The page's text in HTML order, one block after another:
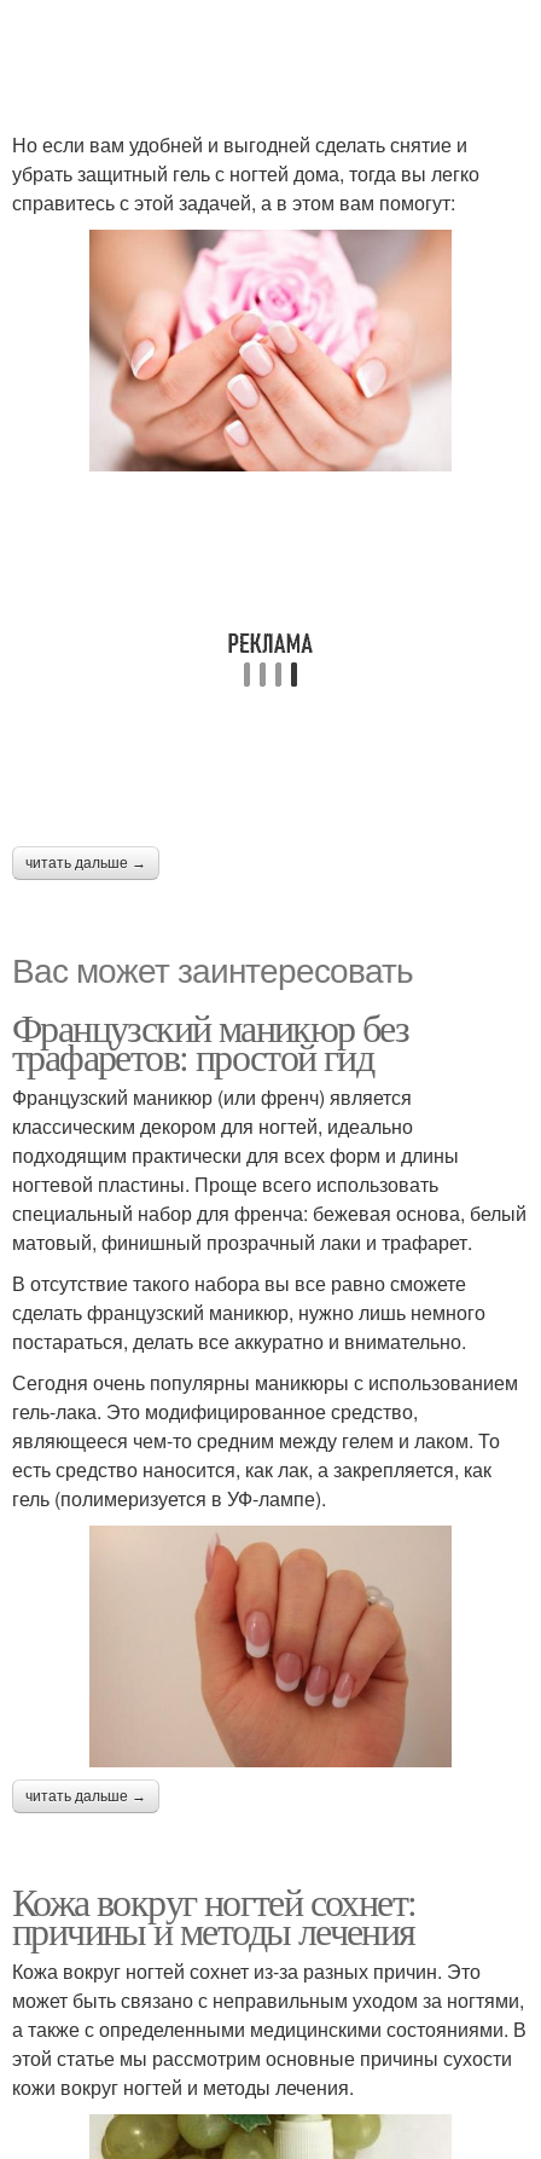
Но если вам удобней и выгодней сделать снятие и
убрать защитный гель с ногтей дома, тогда вы легко
справитесь с этой задачей, а в этом вам помогут:
читать дальше →
Вас может заинтересовать
Французский маникюр без
трафаретов: простой гид
Французский маникюр (или френч) является
классическим декором для ногтей, идеально
подходящим практически для всех форм и длины
ногтевой пластины. Проще всего использовать
специальный набор для френча: бежевая основа, белый
матовый, финишный прозрачный лаки и трафарет.
В отсутствие такого набора вы все равно сможете
сделать французский маникюр, нужно лишь немного
постараться, делать все аккуратно и внимательно.
Сегодня очень популярны маникюры с использованием
гель-лака. Это модифицированное средство,
являющееся чем-то средним между гелем и лаком. То
есть средство наносится, как лак, а закрепляется, как
гель (полимеризуется в УФ-лампе).
читать дальше →
Кожа вокруг ногтей сохнет:
причины и методы лечения
Кожа вокруг ногтей сохнет из-за разных причин. Это
может быть связано с неправильным уходом за ногтями,
а также с определенными медицинскими состояниями. В
этой статье мы рассмотрим основные причины сухости
кожи вокруг ногтей и методы лечения.